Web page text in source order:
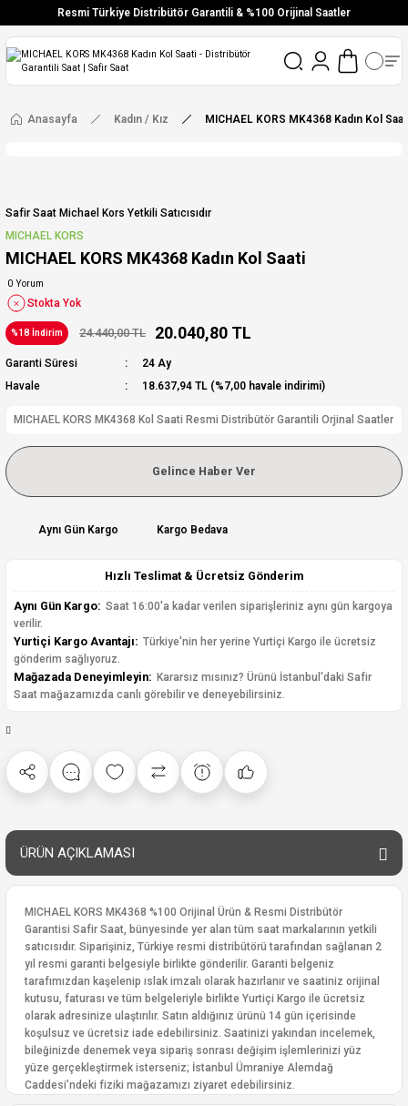
Resmi Türkiye Distribütör Garantili & %100 Orijinal Saatler
Vade Farksız 6 Taksit
Ücretsiz Kargo
Anasayfa Kadın / Kız MICHAEL KORS MK4368 Kadın Kol
Safir Saat Michael Kors Yetkili Satıcısıdır
MICHAEL KORS
MICHAEL KORS MK4368 Kadın Kol Saati
0 Yorum
Stokta Yok
%18 İndirim 24.440,00 TL 20.040,80 TL
Garanti Süresi
24 Ay
Havale
18.637,94 TL (%7,00 havale indirimi)
MICHAEL KORS MK4368 Kol Saati Resmi Distribütör Garantili Orjinal Saatler
Gelince Haber Ver
Aynı Gün Kargo Kargo Bedava
Hızlı Teslimat & Ücretsiz Gönderim
Aynı Gün Kargo: Saat 16:00'a kadar verilen siparişleriniz aynı gün kargoya
verilir.
Yurtiçi Kargo Avantajı: Türkiye'nin her yerine Yurtiçi Kargo ile ücretsiz
gönderim sağlıyoruz.
Mağazada Deneyimleyin: Kararsız mısınız? Ürünü İstanbul'daki Safir
Saat mağazamızda canlı görebilir ve deneyebilirsiniz.
ÜRÜN AÇIKLAMASI
MICHAEL KORS MK4368 %100 Orijinal Ürün & Resmi Distribütör
Garantisi Safir Saat, bünyesinde yer alan tüm saat markalarının yetkili
satıcısıdır. Siparişiniz, Türkiye resmi distribütörü tarafından sağlanan 2
yıl resmi garanti belgesiyle birlikte gönderilir. Garanti belgeniz
tarafımızdan kaşelenip ıslak imzalı olarak hazırlanır ve saatiniz orijinal
kutusu, faturası ve tüm belgeleriyle birlikte Yurtiçi Kargo ile ücretsiz
olarak adresinize ulaştırılır. Satın aldığınız ürünü 14 gün içerisinde
koşulsuz ve ücretsiz iade edebilirsiniz. Saatinizi yakından incelemek,
bileğinizde denemek veya sipariş sonrası değişim işlemlerinizi yüz
yüze gerçekleştirmek isterseniz; İstanbul Ümraniye Alemdağ
Caddesi’ndeki fiziki mağazamızı ziyaret edebilirsiniz.